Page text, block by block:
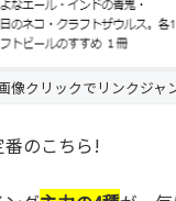
像クリックでリンクジャ
のこちら!